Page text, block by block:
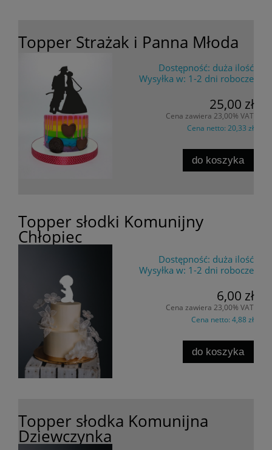
Topper Strażak i Panna Młoda
Dostępność: duża ilość
Wysyłka w: 1-2 dni robocze
25,00 zł
Cena zawiera 23,00% VAT
Cena netto: 20,33 zł
do koszyka
Topper słodki Komunijny
Chłopiec
Dostępność: duża ilość
Wysyłka w: 1-2 dni robocze
6,00 zł
Cena zawiera 23,00% VAT
Cena netto: 4,88 zł
do koszyka
Topper słodka Komunijna
Dziewczynka